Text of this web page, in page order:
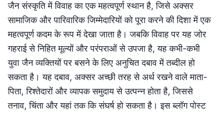
जैन संस्कृति में विवाह का एक महत्वपूर्ण स्थान है, जिसे अक्सर
सामाजिक और पारिवारिक जिम्मेदारियों को पूरा करने की दिशा में एक
महत्वपूर्ण कदम के रूप में देखा जाता है। जबकि विवाह पर यह जोर
गहराई से निहित मूल्यों और परंपराओं से उपजा है, यह कभी-कभी
युवा जैन व्यक्तियों पर बसने के लिए अनुचित दबाव में तब्दील हो
सकता है। यह दबाव, अक्सर अच्छी तरह से अर्थ रखने वाले माता-
पिता, रिश्तेदारों और व्यापक समुदाय से उत्पन्न होता है, जिससे
तनाव, चिंता और यहां तक कि संघर्ष हो सकता है। इस ब्लॉग पोस्ट